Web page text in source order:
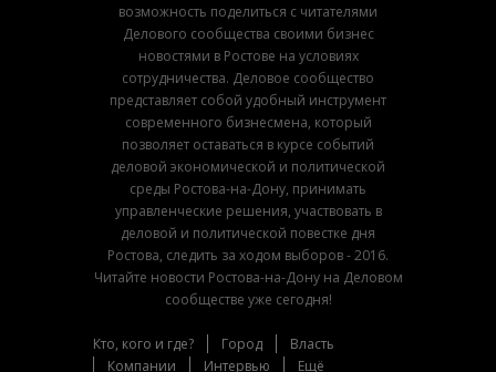
возможность поделиться с читателями
Делового сообщества своими бизнес
новостями в Ростове на условиях
сотрудничества. Деловое сообщество
представляет собой удобный инструмент
современного бизнесмена, который
позволяет оставаться в курсе событий
деловой экономической и политической
среды Ростова-на-Дону, принимать
управленческие решения, участвовать в
деловой и политической повестке дня
Ростова, следить за ходом выборов - 2016.
Читайте новости Ростова-на-Дону на Деловом
сообществе уже сегодня!
Кто, кого и где? Город
Власть
Компании
Интервью Ещё